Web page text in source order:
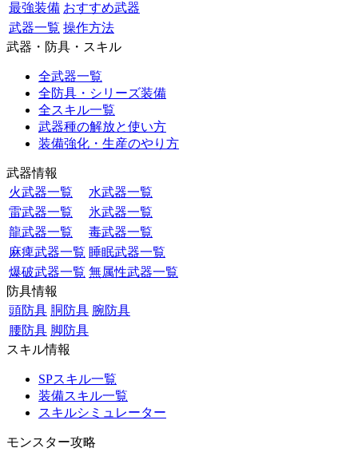
最強装備 おすすめ武器
武器一覧 操作方法
武器・防具・スキル
全武器一覧
全防具・シリーズ装備
全スキル一覧
武器種の解放と使い方
装備強化・生産のやり方
武器情報
火武器一覧
水武器一覧
雷武器一覧
氷武器一覧
龍武器一覧
毒武器一覧
麻痺武器一覧 睡眠武器一覧
爆破武器一覧 無属性武器一覧
防具情報
頭防具 胴防具 腕防具
腰防具 脚防具
スキル情報
SPスキル一覧
装備スキル一覧
スキルシミュレーター
モンスター攻略